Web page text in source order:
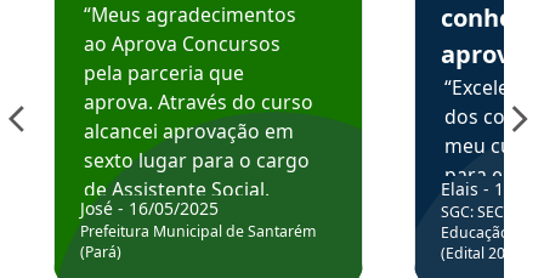
“Meus agradecimentos
ao Aprova Concursos
pela parceria que
aprova. Através do curso
alcancei aprovação em
sexto lugar para o cargo
de Assistente Social.
Hoje estou atuando na
Prefeitura de Santarém.
José - 16/05/2025
Prefeitura Municipal de Santarém
(Pará)
aprova
dos
meu
para
colocar
através
de
Elais - 15/
SGC: SEC BA
Educação
(Edital